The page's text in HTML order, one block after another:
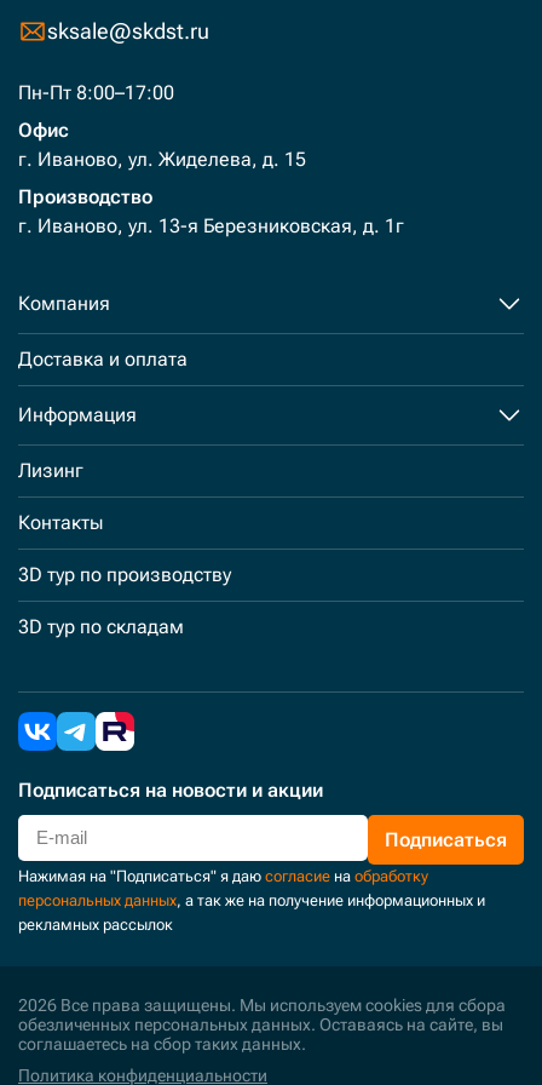
sksale@skdst.ru
Пн-Пт 8:00–17:00
Офис
г. Иваново, ул. Жиделева, д. 15
Производство
г. Иваново, ул. 13-я Березниковская, д. 1г
Компания
Доставка и оплата
Информация
Лизинг
Контакты
3D тур по производству
3D тур по складам
Подписаться на новости и акции
Подписаться
Нажимая на "Подписаться" я даю согласие на обработку
персональных данных, а так же на получение информационных и
рекламных рассылок
2026 Все права защищены. Мы используем cookies для сбора
обезличенных персональных данных. Оставаясь на сайте, вы
соглашаетесь на сбор таких данных.
Политика конфиденциальности